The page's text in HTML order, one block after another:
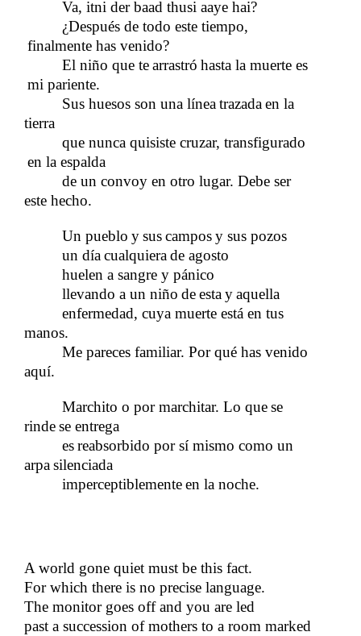
Va, itni der baad thusi aaye hai?
¿Después de todo este tiempo,
finalmente has venido?
El niño que te ​​arrastró ​​hasta la muerte es
mi pariente.
Sus huesos son una línea ​​trazada ​​en la
tierra
que nunca quisiste cruzar, transfigurado
en la espalda
de un convoy en otro lugar. Debe ser
este hecho.
Un pueblo ​​y ​​sus ​​campos ​​y sus pozos
un día ​​cualquiera ​​de agosto
huelen a sangre y pánico
llevando a un niño ​​de ​​esta ​​y ​​aquella
enfermedad, cuya muerte está en tus
manos.
Me pareces familiar. Por qué has venido
aquí.
Marchito o por marchitar. Lo que ​​se
rindese entrega
es ​​reabsorbido por sí mismo como un
arpasilenciada
imperceptiblemente ​​en la noche.
A world gone quiet must be this fact.
For which there is no precise language.
The monitor goes off and you are led
past a succession of mothers to a room marked